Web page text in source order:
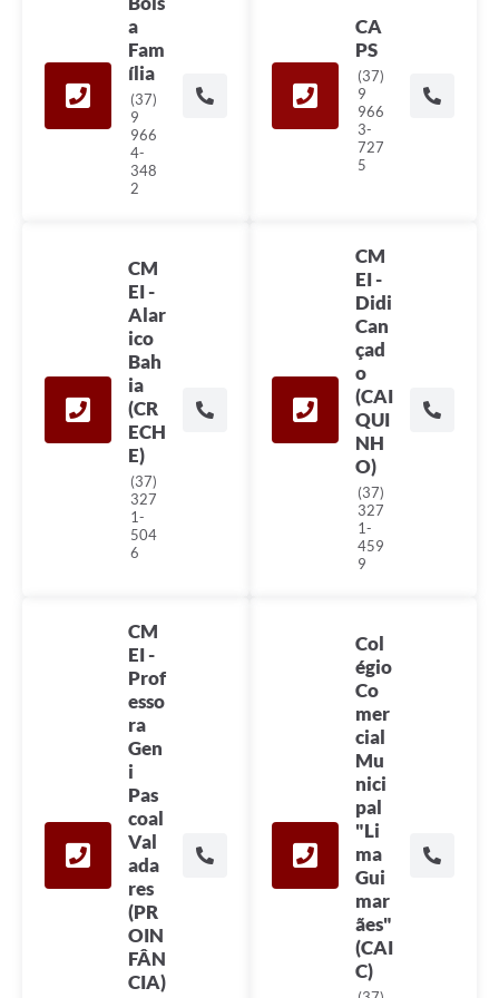
Editais
Agenda
a
Fam
ília
(37)
9
966
4-
348
2
CA
PS
(37)
9
966
3-
727
5
CM
EI -
Alar
ico
Bah
ia
(CR
ECH
E)
(37)
327
1-
504
6
CM
EI -
Didi
Can
çad
o
(CAI
QUI
NH
O)
(37)
327
1-
459
9
CM
EI -
Prof
esso
ra
Gen
i
Pas
coal
Val
ada
res
(PR
OIN
FÂN
CIA)
Col
égio
Co
mer
cial
Mu
nici
pal
"Li
ma
Gui
mar
ães"
(CAI
C)